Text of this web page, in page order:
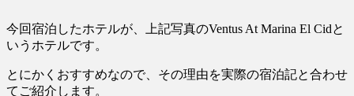
今回宿泊したホテルが、上記写真のVentus At Marina El Cidと
いうホテルです。
とにかくおすすめなので、その理由を実際の宿泊記と合わせ
てご紹介します。